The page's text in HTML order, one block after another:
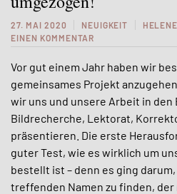
27. MAI 2020 NEUIGKEIT
EINEN KOMMENTAR
Vor gut einem Jahr haben wir
gemeinsames Projekt
wir uns und unsere Arbeit in den
Bildrecherche, Lektorat,
präsentieren. Die erste
guter Test, wie es wirklich um
bestellt ist – denn es ging
treffenden Namen zu finden,